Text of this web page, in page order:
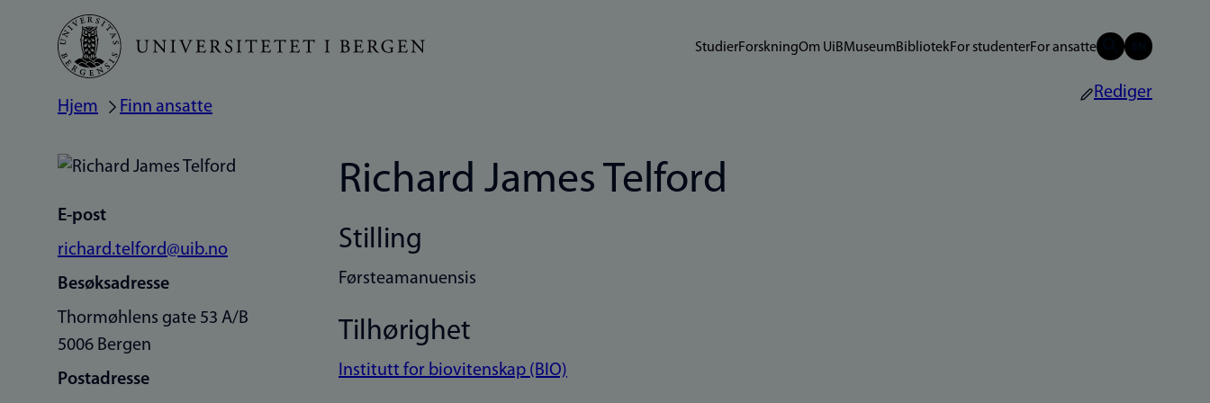
Hopp
hovedinnhold
StudierForskningOm UiBMuseumBibliotekFor studenterFor ansatte
Navigasjonssti
Hjem Finn ansatte
Rediger
E-post
richard.telford@uib.no
Besøksadresse
Thormøhlens gate 53 A/B
5006 Bergen
Postadresse
Richard James Telford
Stilling
Førsteamanuensis
Tilhørighet
Institutt for biovitenskap (BIO)